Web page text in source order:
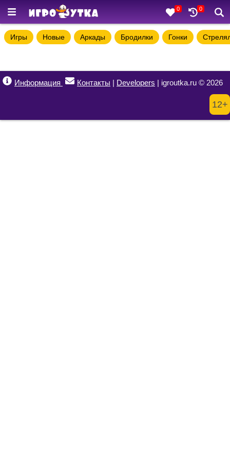
0 0
Игры Новые Аркады Бродилки Гонки
Информация Контакты | Developers | igroutka.ru © 2026
12+